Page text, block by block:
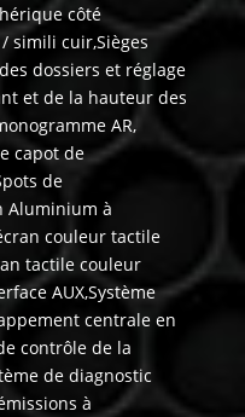
côté
simili cuir,Sièges
dossiers et réglage
et de la hauteur des
AR,
capot de
de
Aluminium à
couleur tactile
tactile couleur
AUX,Système
centrale en
contrôle de la
de diagnostic
à